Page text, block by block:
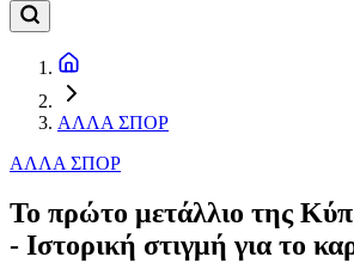
ΑΛΛΑ ΣΠΟΡ
ΑΛΛΑ ΣΠΟΡ
Το πρώτο μετάλλιο της
- Ιστορική στιγμή για το